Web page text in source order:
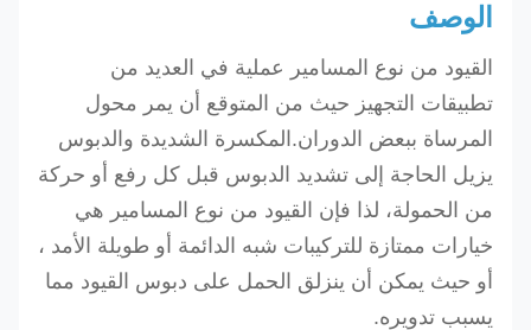
الوصف
القيود من نوع المسامير عملية في العديد من
تطبيقات التجهيز حيث من المتوقع أن يمر محول
المرساة ببعض الدوران.المكسرة الشديدة والدبوس
يزيل الحاجة إلى تشديد الدبوس قبل كل رفع أو حركة
من الحمولة، لذا فإن القيود من نوع المسامير هي
خيارات ممتازة للتركيبات شبه الدائمة أو طويلة الأمد ،
أو حيث يمكن أن ينزلق الحمل على دبوس القيود مما
يسبب تدويره.